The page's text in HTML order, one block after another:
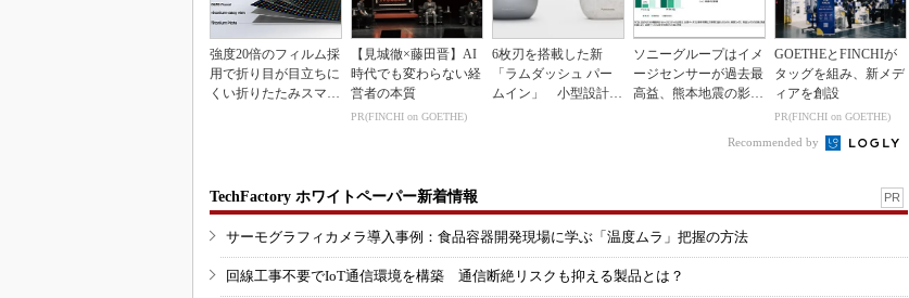
強度20倍のフィルム採
用で折り目が目立ちに
くい折りたたみスマホ
【見城徹×藤田晋】AI
時代でも変わらない経
営者の本質
PR(FINCHI on GOETHE)
6枚刃を搭載した新
「ラムダッシュ パー
ムイン」 小型設計と
ソニーグループはイメ
ージセンサーが過去最
高益、熊本地震の影響
GOETHEとFINCHIが
タッグを組み、新メデ
ィアを創設
PR(FINCHI on GOETHE)
Recommended by
TechFactory ホワイトペーパー新着情報 PR
サーモグラフィカメラ導入事例：食品容器開発現場に学ぶ「温度ムラ」把握の方法
回線工事不要でIoT通信環境を構築 通信断絶リスクも抑える製品とは？